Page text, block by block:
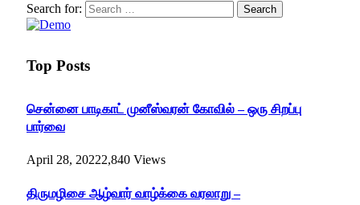
Search for:
Top Posts
சென்னை பாடிகாட் முனீஸ்வரன் கோவில் – ஒரு சிறப்பு
பார்வை
April 28, 20222,840 Views
திருமழிசை ஆழ்வார் வாழ்க்கை வரலாறு –